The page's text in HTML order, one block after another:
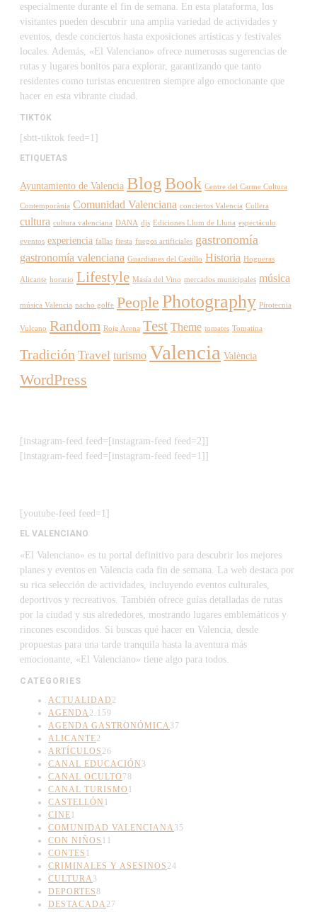
especialmente durante el fin de semana. En esta plataforma, los
visitantes pueden descubrir una amplia variedad de actividades y
eventos, desde conciertos hasta exposiciones artísticas y festivales
locales. Además, «El Valenciano» ofrece numerosas sugerencias de
rutas y lugares bonitos para explorar, garantizando que tanto
residentes como turistas encuentren siempre algo emocionante que
hacer en esta vibrante ciudad.
TIKTOK
[sbtt-tiktok feed=1]
ETIQUETAS
Ayuntamiento de Valencia BlogBook Centre del Carme Cultura
Contemporània Comunidad Valenciana conciertos Valencia Cullera
cultura cultura valenciana DANA djs Ediciones Llum de Lluna espectáculo
eventos experiencia fallas fiesta fuegos artificiales gastronomía
gastronomía valenciana Guardianes del Castillo Historia Hogueras
Alicante horario Lifestyle Masía del Vino mercados municipales música
música Valencia nacho golfe People Photography Pirotecnia
Vulcano Random Roig Arena Test Theme tomates Tomatina
Tradición Travel turismo Valencia València
WordPress
[instagram-feed feed=[instagram-feed feed=2]]
[instagram-feed feed=[instagram-feed feed=1]]
[youtube-feed feed=1]
EL VALENCIANO
«El Valenciano» es tu portal definitivo para descubrir los mejores
planes y eventos en Valencia cada fin de semana. La web destaca por
su rica selección de actividades, incluyendo eventos culturales,
deportivos y recreativos. También ofrece guías detalladas de rutas
por la ciudad y sus alrededores, mostrando lugares emblemáticos y
rincones escondidos. Si buscas qué hacer en Valencia, desde
propuestas para una tarde tranquila hasta la aventura más
emocionante, «El Valenciano» tiene algo para todos.
CATEGORIES
ACTUALIDAD 2
AGENDA2.159
AGENDA GASTRONÓMICA37
ALICANTE2
ARTÍCULOS 26
CANAL EDUCACIÓN 3
CANAL OCULTO 78
CANAL TURISMO 1
CASTELLÓN 1
CINE1
COMUNIDAD VALENCIANA35
CON NIÑOS 11
CONTES 1
CRIMINALES Y ASESINOS 24
CULTURA3
DEPORTES8
DESTACADA27